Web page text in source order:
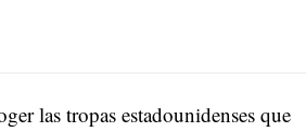
las tropas estadounidenses que